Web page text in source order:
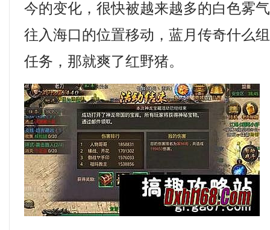
今的变化，很快被越来越多的白色雾
往入海口的位置移动，蓝月传奇什么
任务，那就爽了红野猪。